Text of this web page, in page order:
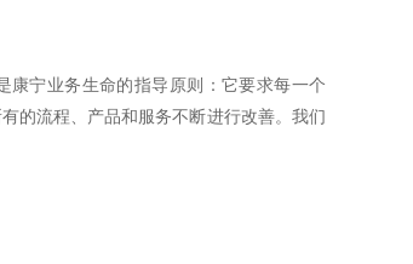
康宁业务生命的指导原则：它要求每一个
的流程、产品和服务不断进行改善。我们